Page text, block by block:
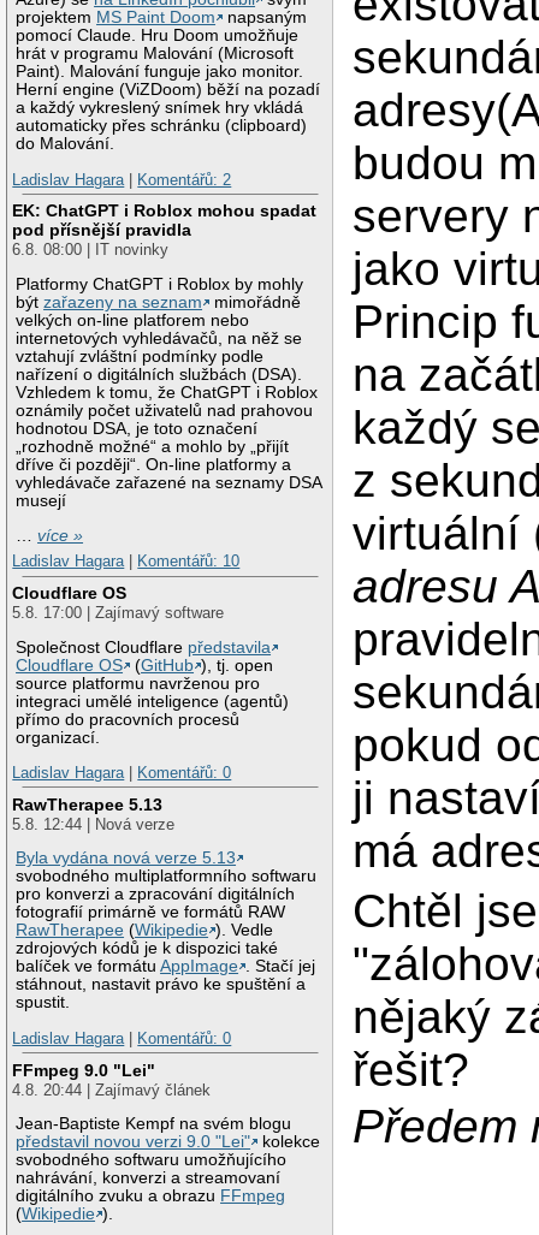
projektem MS Paint Doom
napsaným
pomocí Claude. Hru Doom umožňuje
hrát v programu Malování (Microsoft
Paint). Malování funguje jako monitor.
Herní engine (ViZDoom) běží na pozadí
a každý vykreslený snímek hry vkládá
automaticky přes schránku (clipboard)
do Malování.
Ladislav Hagara
Komentářů: 2
EK: ChatGPT i Roblox mohou spadat
pod přísnější pravidla
6.8. 08:00 | IT novinky
Platformy ChatGPT i Roblox by mohly
býtzařazeny na seznam
mimořádně
velkých on-line platforem nebo
internetových vyhledávačů, na něž se
vztahují zvláštní podmínky podle
nařízení o digitálních službách (DSA).
Vzhledem k tomu, že ChatGPT i Roblox
oznámily počet uživatelů nad prahovou
hodnotou DSA, je toto označení
„rozhodně možné“ a mohlo by „přijít
dříve či později“. On-line platformy a
vyhledávače zařazené na seznamy DSA
musejí
…více »
Ladislav Hagara| Komentářů: 10
Cloudflare OS
5.8. 17:00 | Zajímavý software
Společnost Cloudflare představila
Cloudflare OS
(GitHub ), tj. open
source platformu navrženou pro
integraci umělé inteligence (agentů)
přímo do pracovních procesů
organizací.
Ladislav Hagara| Komentářů: 0
RawTherapee 5.13
5.8. 12:44 | Nová verze
Byla vydána nová verze 5.13
svobodného multiplatformního softwaru
pro konverzi a zpracování digitálních
fotografií primárně ve formátů RAW
RawTherapee (Wikipedie ). Vedle
zdrojových kódů je k dispozici také
balíček ve formátuAppImage . Stačí jej
stáhnout, nastavit právo ke spuštění a
spustit.
Ladislav Hagara| Komentářů: 0
FFmpeg 9.0 "Lei"
4.8. 20:44 | Zajímavý článek
Jean-Baptiste Kempf na svém blogu
představil novou verzi 9.0 "Lei"
kolekce
svobodného softwaru umožňujícího
nahrávání, konverzi a streamovaní
digitálního zvuku a obrazu FFmpeg
(Wikipedie ).
budou
servery
jako
Princip
na
každý
z
virtuální
adresu
pokud
ji
má
Chtěl
nějaký
řešit?
Předem